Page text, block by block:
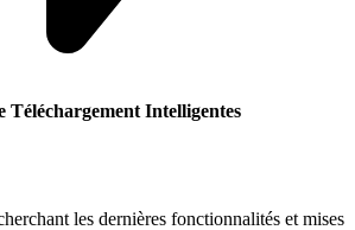
Téléchargement Intelligentes
les dernières fonctionnalités et mises